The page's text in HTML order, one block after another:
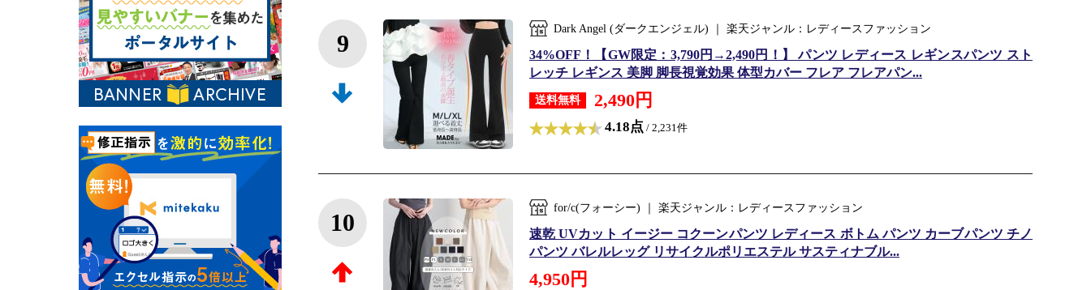
9
Dark Angel (ダークエンジェル) ｜ 楽天ジャンル：レディースファッション
34%OFF！【GW限定：3,790円→2,490円！】 パンツ レディース レギンスパンツ スト
レッチ レギンス 美脚 脚長視覚効果 体型カバー フレア フレアパン...
送料無料 2,490円
4.18点 / 2,231件
10
for/c(フォーシー) ｜ 楽天ジャンル：レディースファッション
速乾 UVカット イージー コクーンパンツ レディース ボトム パンツ カーブパンツ チノ
パンツ バレルレッグ リサイクルポリエステル サスティナブル...
4,950円